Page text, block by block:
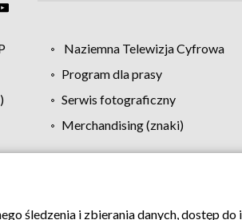
Naziemna Telewizja Cyfrowa
Program dla prasy
Serwis fotograficzny
Merchandising (znaki)
Pomoc Biuro reklamy Kontakt
śledzenia i zbierania danych, dostęp